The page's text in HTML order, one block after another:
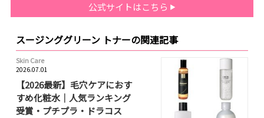
公式サイトはこちら
スージンググリーン トナーの関連記事
Skin Care
2026.07.01
【2026最新】毛穴ケアにおす
すめ化粧水｜人気ランキング
受賞・プチプラ・ドラコス